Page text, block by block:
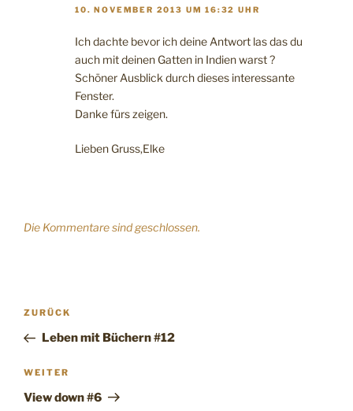
10. NOVEMBER 2013 UM 16:32 UHR
Ich dachte bevor ich deine Antwort las das du
auch mit deinen Gatten in Indien warst ?
Schöner Ausblick durch dieses interessante
Fenster.
Danke fürs zeigen.
Lieben Gruss,Elke
Die Kommentare sind geschlossen.
Beitragsnavigation
Vorheriger
Beitrag
ZURÜCK
Leben mit Büchern #12
Nächster
Beitrag
WEITER
View down #6